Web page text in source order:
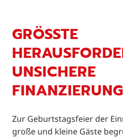
GRÖSSTE H
NSICHERE F
INANZIERUNG
Zur Geburtstagsfeier der
große und kleine Gäste